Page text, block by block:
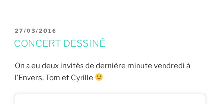
PUBLIÉ
LE
27/03/2016
CONCERT DESSINÉ
On a eu deux invités de dernière minute vendredi à
l’Envers, Tom et Cyrille